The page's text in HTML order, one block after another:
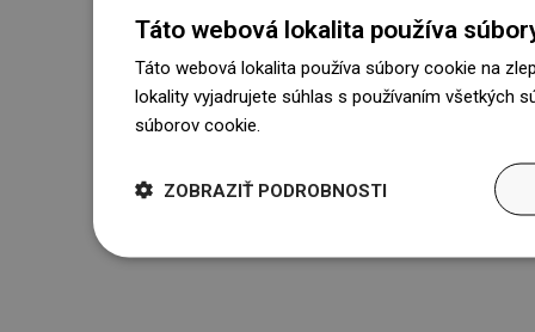
Táto webová lokalita používa
Táto webová lokalita používa súbory cookie na
lokality vyjadrujete súhlas s používaním všetkých
súborov cookie.
ZOBRAZIŤ PODROBNOSTI